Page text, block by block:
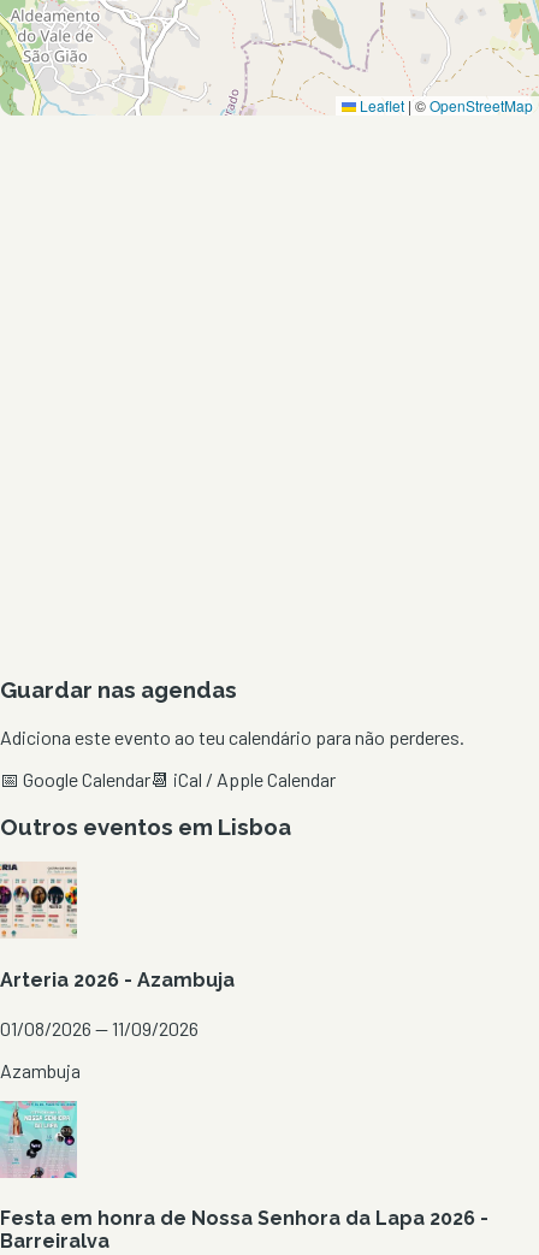
Leaflet | ©OpenStreetMap
Guardar nas agendas
Adiciona este evento ao teu calendário para não perderes.
📅 Google Calendar📆 iCal / Apple Calendar
Outros eventos em Lisboa
Arteria 2026 - Azambuja
01/08/2026 — 11/09/2026
Azambuja
Festa em honra de Nossa Senhora da Lapa 2026 -
Barreiralva